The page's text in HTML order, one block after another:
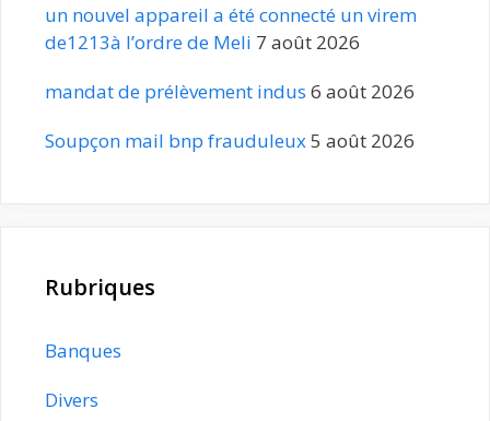
un nouvel appareil a été connecté un virem
de1213à l’ordre de Meli 7 août 2026
mandat de prélèvement indus 6 août 2026
Soupçon mail bnp frauduleux5 août 2026
Rubriques
Banques
Divers